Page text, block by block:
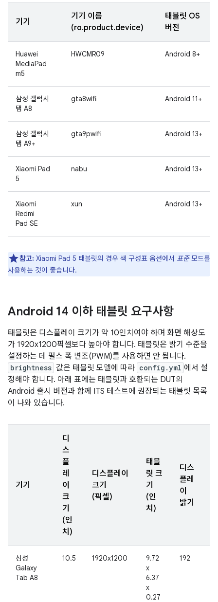
기기
기기 이름
(ro.product.device)
태블릿 OS
버전
Huawei
MediaPad
m5
HWCMR09 Android 8+
삼성 갤럭시
탭 A8
gta8wifi Android 11+
삼성 갤럭시
탭 A9+
gta9pwifi Android 13+
Xiaomi Pad
5
nabu Android 13+
Xiaomi
Redmi
Pad SE
xun Android 13+
참고: Xiaomi Pad 5 태블릿의 경우 색 구성표 옵션에서 표준모드를
사용하는 것이 좋습니다.
Android 14 이하 태블릿 요구사항
태블릿은 디스플레이 크기가 약 10인치여야 하며 화면 해상도
가 1920x1200픽셀보다 높아야 합니다. 태블릿은 밝기 수준을
설정하는 데 펄스 폭 변조(PWM)를 사용하면 안 됩니다.
brightness 값은 태블릿 모델에 따라 config.yml 에서 설
정해야 합니다. 아래 표에는 태블릿과 호환되는 DUT의
Android 출시 버전과 함께 ITS 테스트에 권장되는 태블릿 목록
이 나와 있습니다.
기기
디
스
플
레
이
크
기
(인
치)
디스플레이
크기
(픽셀)
태블
릿 크
기
(인
치)
디스
플레
이
밝기
삼성
Galaxy
Tab A8
10.5 1920x1200
9.72
x
6.37
x
0.27
192